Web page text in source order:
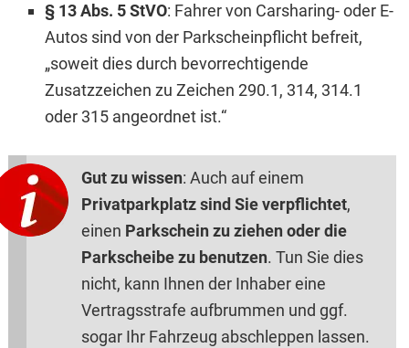
§ 13 Abs. 5 StVO: Fahrer von Carsharing- oder E-
Autos sind von der Parkscheinpflicht befreit,
„soweit dies durch bevorrechtigende
Zusatzzeichen zu Zeichen 290.1, 314, 314.1
oder 315 angeordnet ist.“
Gut zu wissen: Auch auf einem
Privatparkplatz sind Sie verpflichtet,
einen Parkschein zu ziehen oder die
Parkscheibe zu benutzen. Tun Sie dies
nicht, kann Ihnen der Inhaber eine
Vertragsstrafe aufbrummen und ggf.
sogar Ihr Fahrzeug abschleppen lassen.